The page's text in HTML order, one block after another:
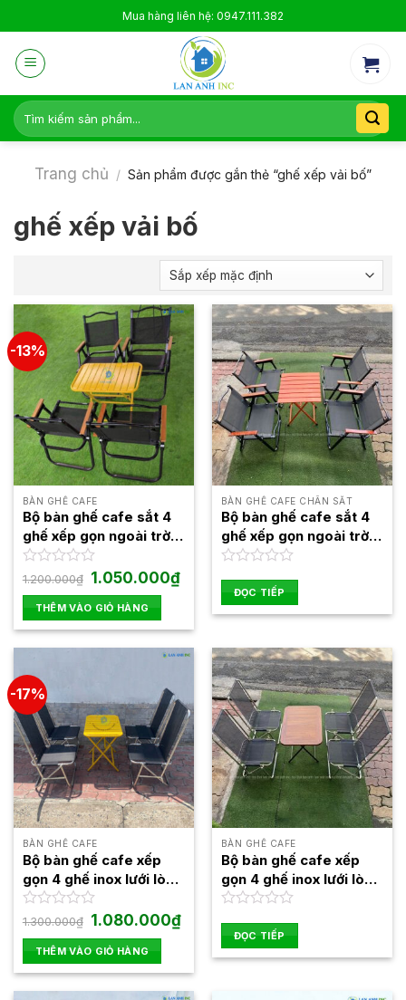
to
content
Mua hàng liên hệ: 0947.111.382
Tìm
kiếm:
Trang chủ / Sản phẩm được gắn thẻ “ghế xếp vải bố”
ghế xếp vải bố
-13%
BÀN GHẾ CAFE
Bộ bàn ghế cafe sắt 4
ghế xếp gọn ngoài trời
đẹp giá rẻ BBGX02
Được
hạng
0
5
sao
1.200.000₫ Giá
gốc
là:
1.200.000₫.
1.050.000₫Giá
hiện
1.050.000₫.
THÊM VÀO GIỎ HÀNG
BÀN GHẾ CAFE CHÂN SẮT
Bộ bàn ghế cafe sắt 4
ghế xếp gọn ngoài trời
đẹp giá rẻ BBGX08
xếp
hạng
0
sao
ĐỌC TIẾP
-17%
BÀN GHẾ CAFE
Bộ bàn ghế cafe xếp
gọn 4 ghế inox lưới lò
xo khung to lưng cao
BBGX03
Được
hạng
0
5
sao
1.300.000₫ Giá
gốc
là:
1.300.000₫.
1.080.000₫Giá
hiện
1.080.000₫.
THÊM VÀO GIỎ HÀNG
BÀN GHẾ CAFE
Bộ bàn ghế cafe xếp
gọn 4 ghế inox lưới lò
xo khung to lưng cao
xếp
hạng
0
ĐỌC TIẾP